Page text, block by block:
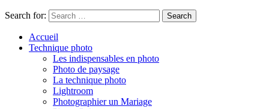
Search for:
Accueil
Technique photo
Les indispensables en photo
Photo de paysage
La technique photo
Lightroom
Photographier un Mariage